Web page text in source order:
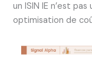
un ISIN IE n’est
optimisation de